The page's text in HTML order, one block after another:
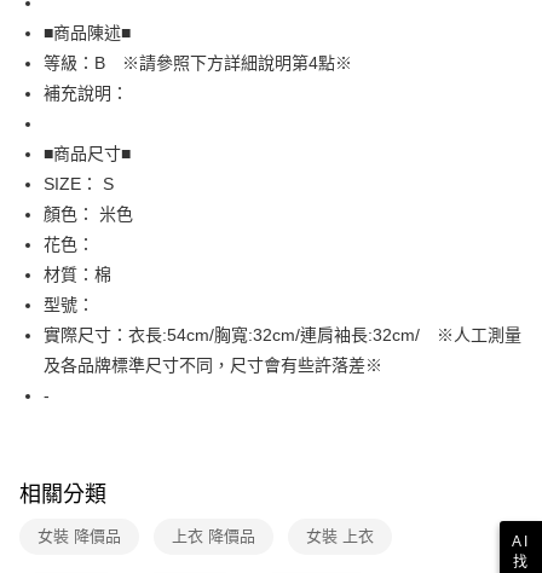
街口支付
悠遊付
全盈+PAY
AFTEE先享後付
相關說明
【關於「AFTEE先享後付」】
AFTEE先享後付是「在收到商品之後才付款」的支付方式。 讓您購物簡單
便利好安心！
１．簡單：不需註冊會員、不需綁卡、不需儲值。
３．安心：先確認商品／服務後，再付款。
【「AFTEE先享後付」結帳流程】
１．於結帳方式選擇「AFTEE先享後付」後，將跳轉至「AFTEE先享後付」
結帳頁面，進行簡訊認證並確認金額後，即可完成結帳。
※ 請注意：結帳手續完成當下不需立刻繳費，但若您需要取消訂單，請聯絡
購買商品的店家。未經商家同意取消之訂單仍視為有效，需透過AFTEE先享
後付繳納相關費用。
運送方式
全家取貨付款
免運費
付款後7-11取貨
免運費
■商品陳述■
等級：B ※請參照下方詳細說明第4點※
補充說明：
■商品尺寸■
SIZE： S
顏色： 米色
花色：
材質：棉
型號：
實際尺寸：衣長:54cm/胸寬:32cm/連肩袖長:32cm/ ※人工測量
及各品牌標準尺寸不同，尺寸會有些許落差※
-
相關分類
女裝 降價品 上衣 降價品 女裝 上衣
AI
找